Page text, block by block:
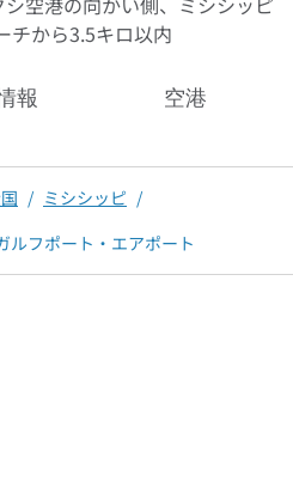
チから3.5キロ以内
報 空港
/ ミシシッピ /
ルフポート・エアポート